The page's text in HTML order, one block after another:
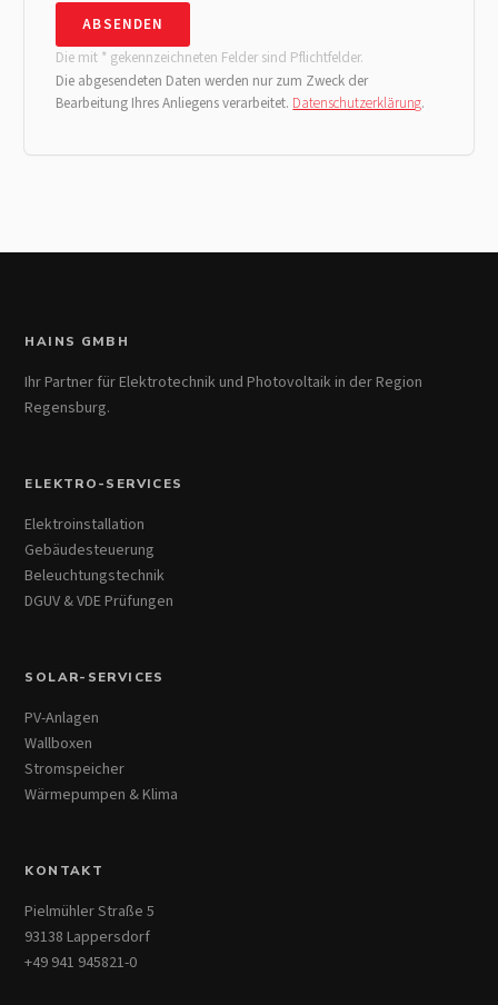
ABSENDEN
Die mit * gekennzeichneten Felder sind Pflichtfelder.
Die abgesendeten Daten werden nur zum Zweck der
Bearbeitung Ihres Anliegens verarbeitet. Datenschutzerklärung.
HAINS GMBH
Ihr Partner für Elektrotechnik und Photovoltaik in der Region
Regensburg.
ELEKTRO-SERVICES
Elektroinstallation
Gebäudesteuerung
Beleuchtungstechnik
DGUV & VDE Prüfungen
SOLAR-SERVICES
PV-Anlagen
Wallboxen
Stromspeicher
Wärmepumpen & Klima
KONTAKT
Pielmühler Straße 5
93138 Lappersdorf
+49 941 945821-0